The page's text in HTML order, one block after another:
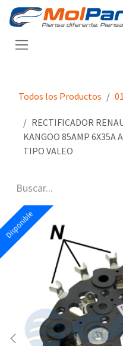
Ir al contenido
Todos los Productos
RECTIFICADOR
KANGOO 85AMP 6X35A
TIPO VALEO
Disponible
Disponible